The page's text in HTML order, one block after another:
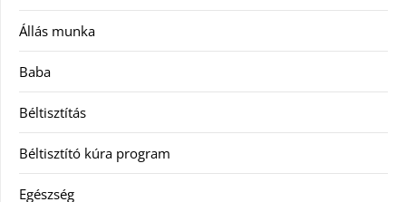
Állás munka
Baba
Béltisztítás
Béltisztító kúra program
Egészség